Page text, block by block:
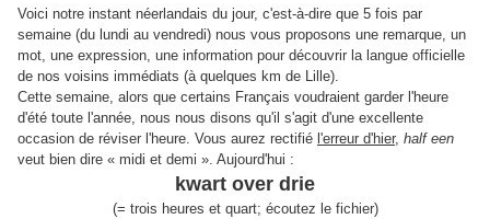
Voici notre instant néerlandais du jour, c'est-à-dire que 5 fois par
semaine (du lundi au vendredi) nous vous proposons une remarque, un
mot, une expression, une information pour découvrir la langue officielle
de nos voisins immédiats (à quelques km de Lille).
Cette semaine, alors que certains Français voudraient garder l'heure
d'été toute l'année, nous nous disons qu'il s'agit d'une excellente
occasion de réviser l'heure. Vous aurez rectifié l'erreur d'hier, half een
veut bien dire « midi et demi ». Aujourd'hui :
kwart over drie
(= trois heures et quart; écoutez le fichier)